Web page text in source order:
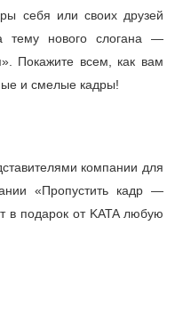
себя или своих друзей
тему нового слогана —
Покажите всем, как вам
и смелые кадры!
компании для
«Пропустить кадр —
в подарок от KATA любую